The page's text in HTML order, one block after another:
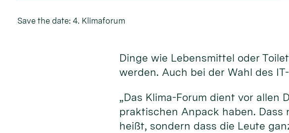
Save the date: 4. Klimaforum
Dinge wie Lebensmittel oder
werden. Auch bei der Wahl des
„Das Klima-Forum dient vor allen
praktischen Anpack haben.
heißt, sondern dass die Leute